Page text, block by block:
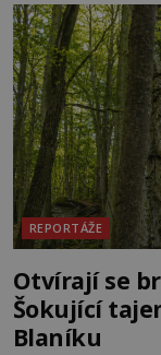
vyhýbá shonu
kterému se
temných
REPORTÁŽE
Otvírají se
Šokující
Blaníku